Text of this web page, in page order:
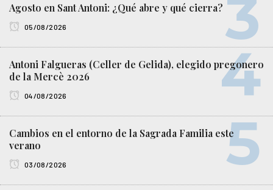
Agosto en Sant Antoni: ¿Qué abre y qué cierra?
05/08/2026
Antoni Falgueras (Celler de Gelida), elegido pregonero
de la Mercè 2026
04/08/2026
Cambios en el entorno de la Sagrada Familia este
verano
03/08/2026